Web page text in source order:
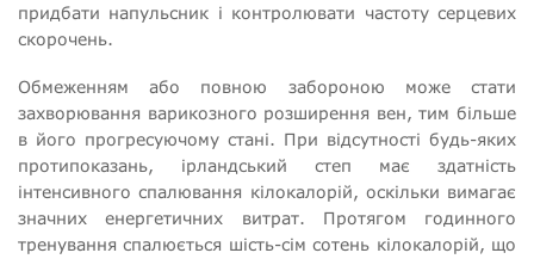
придбати напульсник і контролювати частоту серцевих
скорочень.
Обмеженням або повною забороною може стати
захворювання варикозного розширення вен, тим більше
в його прогресуючому стані. При відсутності будь-яких
протипоказань, ірландський степ має здатність
інтенсивного спалювання кілокалорій, оскільки вимагає
значних енергетичних витрат. Протягом годинного
тренування спалюється шість-сім сотень кілокалорій, що